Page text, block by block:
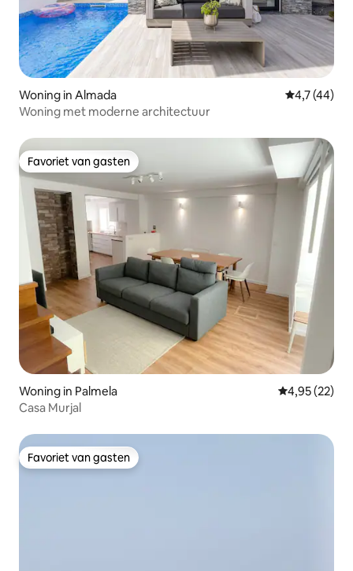
Woning in Almada
4,7 (44)
Woning met moderne architectuur
Favoriet van gasten
Favoriet van gasten
Woning in Palmela Gemiddelde
4,95 (22)
Casa Murjal
Favoriet van gasten
Favoriet van gasten